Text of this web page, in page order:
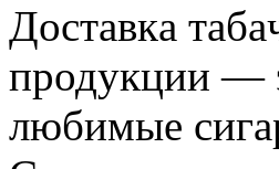
Дoстaвкa
продукции —
любимые